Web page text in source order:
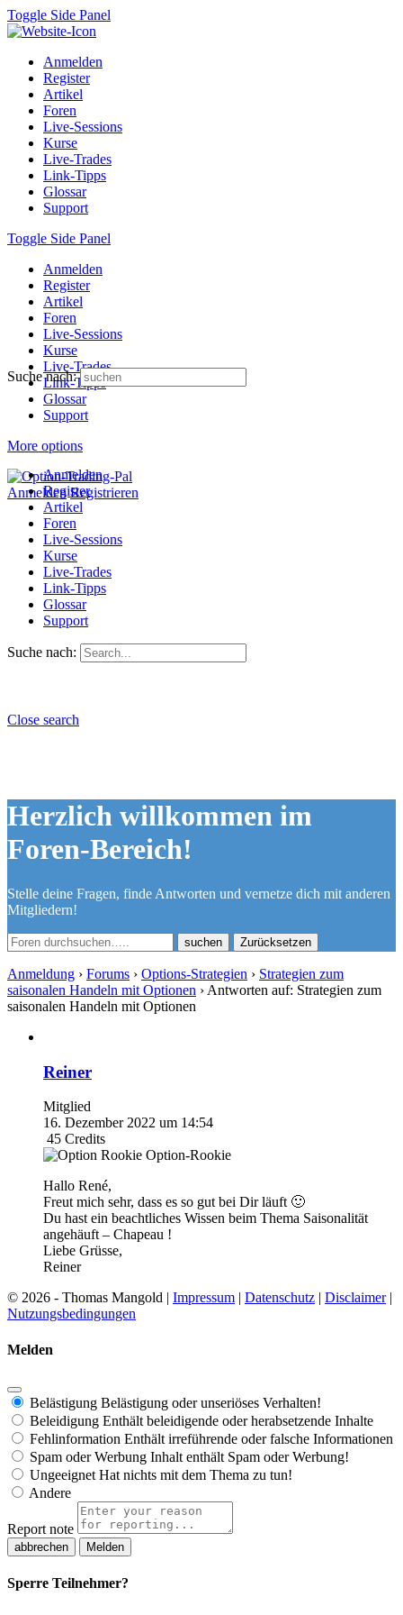
Toggle Side Panel
Anmelden
Register
Artikel
Foren
Live-Sessions
Kurse
Live-Trades
Link-Tipps
Glossar
Support
Toggle Side Panel
Anmelden
Register
Artikel
Foren
Live-Sessions
Kurse
Live-Trades
Link-Tipps
Glossar
Support
More options
Anmelden Registrieren
Suche nach:
Anmelden
Register
Artikel
Foren
Live-Sessions
Kurse
Live-Trades
Link-Tipps
Glossar
Support
Suche nach:
Close search
Herzlich willkommen im
Foren-Bereich!
Stelle deine Fragen, finde Antworten und vernetze dich mit anderen
Mitgliedern!
Zurücksetzen
Anmeldung › Forums › Options-Strategien › Strategien zum
saisonalen Handeln mit Optionen › Antworten auf: Strategien zum
saisonalen Handeln mit Optionen
Reiner
Mitglied
16. Dezember 2022 um 14:54
45 Credits
Option-Rookie
Hallo René,
Freut mich sehr, dass es so gut bei Dir läuft 🙂
Du hast ein beachtliches Wissen beim Thema Saisonalität
angehäuft – Chapeau !
Liebe Grüsse,
Reiner
© 2026 - Thomas Mangold | Impressum | Datenschutz | Disclaimer|
Nutzungsbedingungen
Melden
Belästigung Belästigung oder unseriöses Verhalten!
Beleidigung Enthält beleidigende oder herabsetzende Inhalte
Fehlinformation Enthält irreführende oder falsche Informationen
Spam oder Werbung Inhalt enthält Spam oder Werbung!
Ungeeignet Hat nichts mit dem Thema zu tun!
Andere
Report note
Melden
Sperre Teilnehmer?